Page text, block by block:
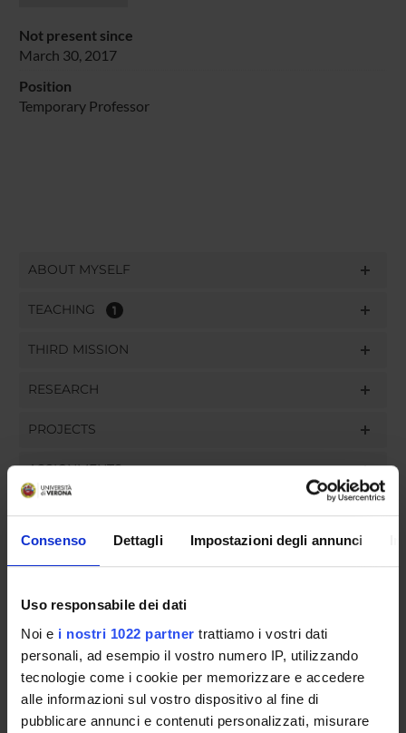
Consenso Dettagli Impostazioni degli annunci
Uso responsabile dei dati
Noi e i nostri 1022 partner trattiamo i vostri dati
personali, ad esempio il vostro numero IP, utilizzando
tecnologie come i cookie per memorizzare e accedere
alle informazioni sul vostro dispositivo al fine di
pubblicare annunci e contenuti personalizzati, misurare
Not present since
March 30, 2017
Position
Temporary Professor
ABOUT MYSELF
TEACHING 1
THIRD MISSION
RESEARCH
PROJECTS
ASSIGNMENTS
ORGANISATION
GOVERNANCE
COMMITTEES
DEPARTMENT ADMINISTRATION OFFICES
STUDENT ADMINISTRATION OFFICES